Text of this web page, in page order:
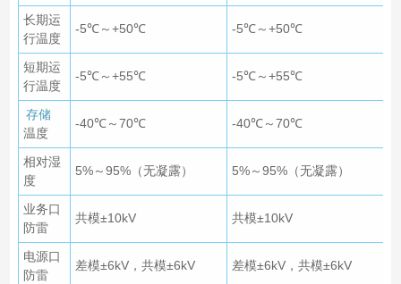
长期运
行温度
-5℃～+50℃ -5℃～+50℃
短期运
行温度
-5℃～+55℃ -5℃～+55℃
存储
温度
-40℃～70℃ -40℃～70℃
相对湿
度
5%～95%（无凝露） 5%～95%（无凝露）
业务口
防雷
共模±10kV 共模±10kV
电源口
防雷
差模±6kV，共模±6kV 差模±6kV，共模±6kV